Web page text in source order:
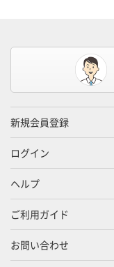
新規会員登録
ログイン
ヘルプ
ご利用ガイド
お問い合わせ